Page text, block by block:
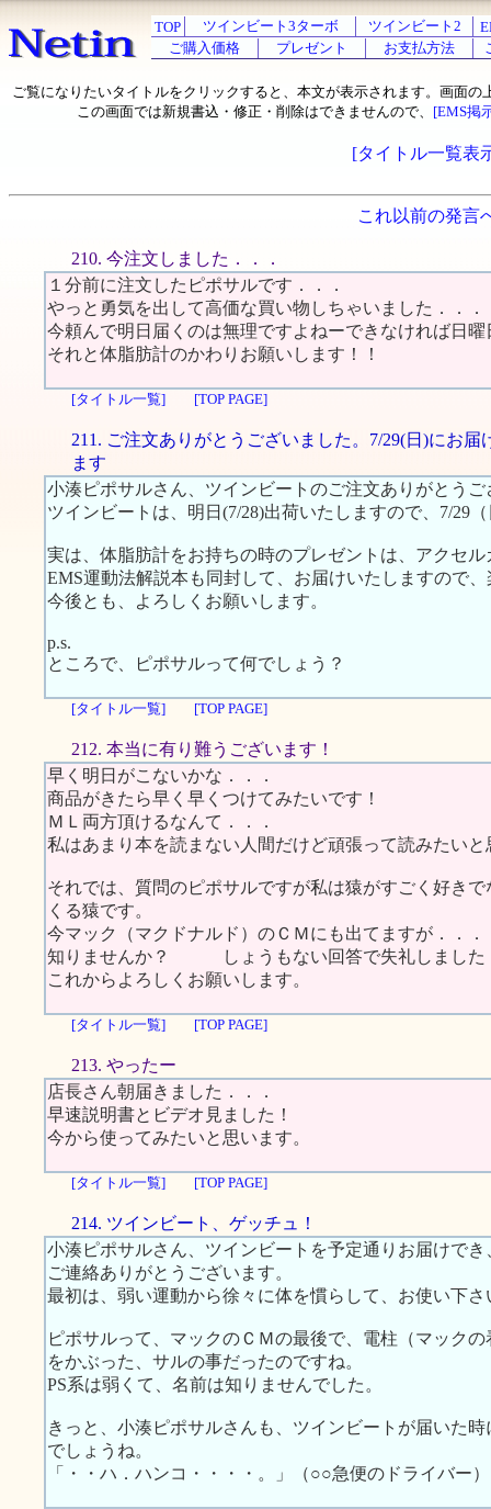
TOP ツインビート3ターボ ツインビート2
ご購入価格
プレゼント お支払方法
ご覧になりたいタイトルをクリックすると、本文が表示されます。画面の
この画面では新規書込・修正・削除はできませんので、 [EMS掲
[タイトル一覧表
これ以前の発言
210. 今注文しました．．．
１分前に注文したピポサルです．．．
やっと勇気を出して高価な買い物しちゃいました．．．
今頼んで明日届くのは無理ですよねーできなければ日
それと体脂肪計のかわりお願いします！！
[タイトル一覧] [TOP PAGE]
211. ご注文ありがとうございました。7/29(日)にお届
ます
小湊ピポサルさん、ツインビートのご注文ありがとうご
ツインビートは、明日(7/28)出荷いたしますので、7/29
実は、体脂肪計をお持ちの時のプレゼントは、アクセ
EMS運動法解説本も同封して、お届けいたしますので
今後とも、よろしくお願いします。
p.s.
ところで、ピポサルって何でしょう？
[タイトル一覧] [TOP PAGE]
212. 本当に有り難うございます！
早く明日がこないかな．．．
商品がきたら早く早くつけてみたいです！
ＭＬ両方頂けるなんて．．．
私はあまり本を読まない人間だけど頑張って読みたいと
それでは、質問のピポサルですが私は猿がすごく好き
くる猿です。
今マック（マクドナルド）のＣＭにも出てますが．．．
知りませんか？ しょうもない回答で失礼しました
これからよろしくお願いします。
[タイトル一覧] [TOP PAGE]
213. やったー
店長さん朝届きました．．．
早速説明書とビデオ見ました！
今から使ってみたいと思います。
[タイトル一覧] [TOP PAGE]
214. ツインビート、ゲッチュ！
小湊ピポサルさん、ツインビートを予定通りお届けで
ご連絡ありがとうございます。
最初は、弱い運動から徐々に体を慣らして、お使い下さ
ピポサルって、マックのＣＭの最後で、電柱（マック
をかぶった、サルの事だったのですね。
PS系は弱くて、名前は知りませんでした。
きっと、小湊ピポサルさんも、ツインビートが届いた
でしょうね。
「・・ハ．ハンコ・・・・。」（○○急便のドライバー）